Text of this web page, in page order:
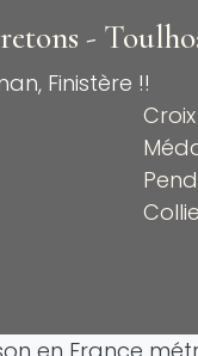
-
Finistère !!